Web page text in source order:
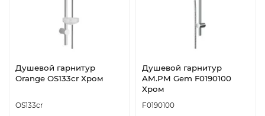
Душевой гарнитур
Orange OS133cr Хром
OS133cr
Душевой гарнитур
AM.PM Gem F0190100
Хром
F0190100